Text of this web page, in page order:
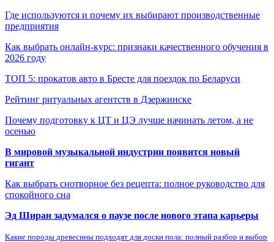
Где используются и почему их выбирают производственные
предприятия
Как выбрать онлайн-курс: признаки качественного обучения в
2026 году
ТОП 5: прокатов авто в Бресте для поездок по Беларуси
Рейтинг ритуальных агентств в Дзержинске
Почему подготовку к ЦТ и ЦЭ лучше начинать летом, а не
осенью
В мировой музыкальной индустрии появится новый
гигант
Как выбрать снотворное без рецепта: полное руководство для
спокойного сна
Эд Ширан задумался о паузе после нового этапа карьеры
Какие породы древесины подходят для доски пола: полный разбор и выбор